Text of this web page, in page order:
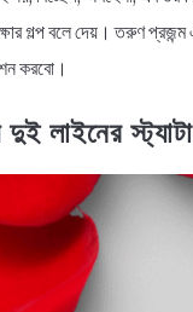
গল্প বলে দেয়। তরুণ
করবো।
দুই লাইনের